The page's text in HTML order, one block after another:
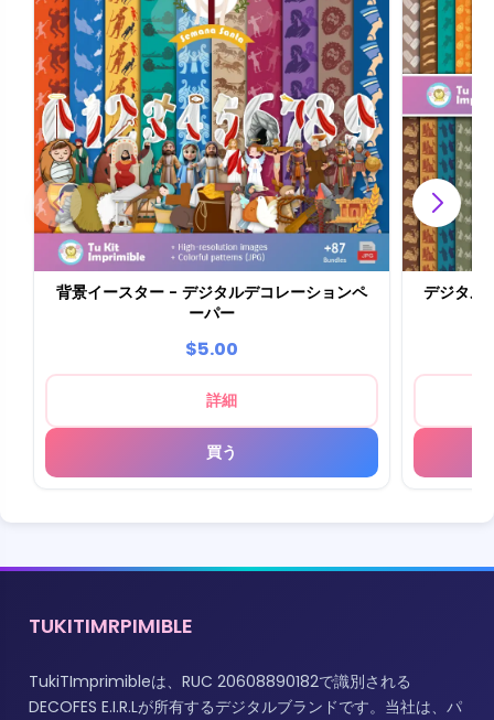
背景イースター - デジタルデコレーションペ
ーパー
$5.00
詳細
買う
デジタル
TUKITIMRPIMIBLE
TukiTImprimibleは、RUC 20608890182で識別される
DECOFES E.I.R.Lが所有するデジタルブランドです。当社は、パ